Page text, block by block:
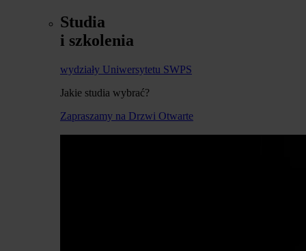
Studia
i szkolenia
wydziały Uniwersytetu SWPS
Jakie studia wybrać?
Zapraszamy na Drzwi Otwarte